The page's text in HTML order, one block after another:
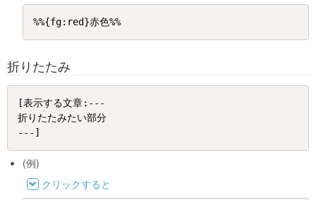
折りたたみ
[表示する文章:---
折りたたみたい部分
(例)
クリックすると